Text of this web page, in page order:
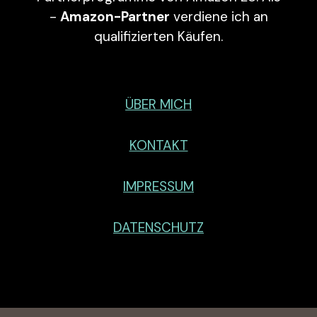
- Amazon-Partner verdiene ich an
qualifizierten Käufen.
ÜBER MICH
KONTAKT
IMPRESSUM
DATENSCHUTZ